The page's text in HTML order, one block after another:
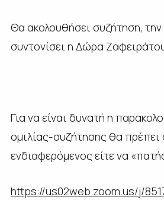
Θα ακολουθήσει συζήτηση,
συντονίσει η Δώρα
Για να είναι δυνατή η
ομιλίας-συζήτησης θα πρέπει
ενδιαφερόμενος είτε να
https://us02web.zoom.us/j/